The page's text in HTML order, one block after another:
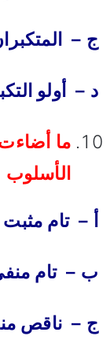
ج –
د – أولو
ما
الأسلوب
أ –
ب –
ج –